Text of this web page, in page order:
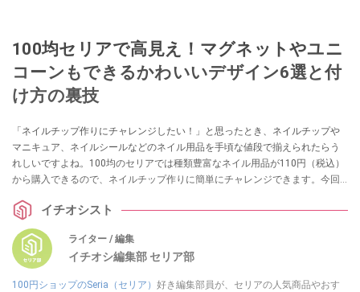
100均セリアで高見え！マグネットやユニ
コーンもできるかわいいデザイン6選と付
け方の裏技
「ネイルチップ作りにチャレンジしたい！」と思ったとき、ネイルチップや
マニキュア、ネイルシールなどのネイル用品を手頃な値段で揃えられたらう
れしいですよね。100均のセリアでは種類豊富なネイル用品が110円（税込）
から購入できるので、ネイルチップ作りに簡単にチャレンジできます。今回
方、セリアのネイル用品を使って作ったおすすめのネイルデザインをまとめ
ました。
イチオシスト
ライター / 編集
イチオシ編集部 セリア部
100円ショップのSeria（セリア） 好き編集部員が、セリアの人気商品やおす